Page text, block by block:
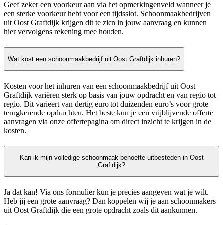
Geef zeker een voorkeur aan via het opmerkingenveld wanneer je
een sterke voorkeur hebt voor een tijdsslot. Schoonmaakbedrijven
uit Oost Graftdijk krijgen dit te zien in jouw aanvraag en kunnen
hier vervolgens rekening mee houden.
Wat kost een schoonmaakbedrijf uit Oost Graftdijk inhuren?
Kosten voor het inhuren van een schoonmaakbedrijf uit Oost
Graftdijk variëren sterk op basis van jouw opdracht en van regio tot
regio. Dit varieert van dertig euro tot duizenden euro’s voor grote
terugkerende opdrachten. Het beste kun je een vrijblijvende offerte
aanvragen via onze offertepagina om direct inzicht te krijgen in de
kosten.
Kan ik mijn volledige schoonmaak behoefte uitbesteden in Oost
Graftdijk?
Ja dat kan! Via ons formulier kun je precies aangeven wat je wilt.
Heb jij een grote aanvraag? Dan koppelen wij je aan schoonmakers
uit Oost Graftdijk die een grote opdracht zoals dit aankunnen.